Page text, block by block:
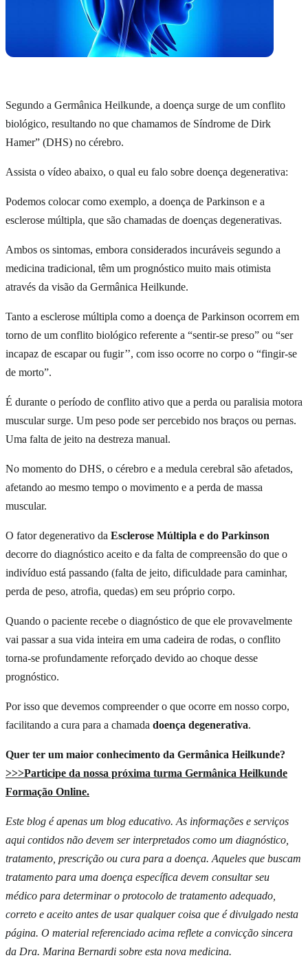
Segundo a Germânica Heilkunde, a doença surge de um conflito
biológico, resultando no que chamamos de Síndrome de Dirk
Hamer” (DHS) no cérebro.
Assista o vídeo abaixo, o qual eu falo sobre doença degenerativa:
Podemos colocar como exemplo, a doença de Parkinson e a
esclerose múltipla, que são chamadas de doenças degenerativas.
Ambos os sintomas, embora considerados incuráveis ​​segundo a
medicina tradicional, têm um prognóstico muito mais otimista
através da visão da Germânica Heilkunde.
Tanto a esclerose múltipla como a doença de Parkinson ocorrem em
torno de um conflito biológico referente a “sentir-se preso” ou “ser
incapaz de escapar ou fugir’’, com isso ocorre no corpo o “fingir-se
de morto”.
É durante o período de conflito ativo que a perda ou paralisia motora
muscular surge. Um peso pode ser percebido nos braços ou pernas.
Uma falta de jeito na destreza manual.
No momento do DHS, o cérebro e a medula cerebral são afetados,
afetando ao mesmo tempo o movimento e a perda de massa
muscular.
O fator degenerativo da Esclerose Múltipla e do Parkinson
decorre do diagnóstico aceito e da falta de compreensão do que o
indivíduo está passando (falta de jeito, dificuldade para caminhar,
perda de peso, atrofia, quedas) em seu próprio corpo.
Quando o paciente recebe o diagnóstico de que ele provavelmente
vai passar a sua vida inteira em uma cadeira de rodas, o conflito
torna-se profundamente reforçado devido ao choque desse
prognóstico.
Por isso que devemos compreender o que ocorre em nosso corpo,
facilitando a cura para a chamada doença degenerativa.
Quer ter um maior conhecimento da Germânica Heilkunde?
>>>Participe da nossa próxima turma Germânica Heilkunde
Formação Online.
Este blog é apenas um blog educativo. As informações e serviços
aqui contidos não devem ser interpretados como um diagnóstico,
tratamento, prescrição ou cura para a doença. Aqueles que buscam
tratamento para uma doença específica devem consultar seu
médico para determinar o protocolo de tratamento adequado,
correto e aceito antes de usar qualquer coisa que é divulgado nesta
página. O material referenciado acima reflete a convicção sincera
da Dra. Marina Bernardi sobre esta nova medicina.
Indicação da Dra. Marina Bernardi
Mais de300 doençasexplicadas à luz da Medicina Germânica —
enxaqueca, endometriose, diabetes, rinite, gastrite, candidíase e
muito mais. Material atualizado, compra 100% segura, pagamento
em até12 vezes.
Quero meu Guia Entrega em todo Brasil